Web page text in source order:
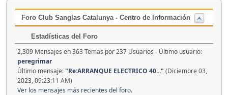
Foro Club Sanglas Catalunya - Centro de Información
Estadísticas del Foro
2,309 Mensajes en 363 Temas por 237 Usuarios - Último usuario:
peregrimar
Último mensaje:"Re:ARRANQUE ELECTRICO 40..." (Diciembre 03,
2023, 09:23:11 AM)
Ver los mensajes más recientes del foro.